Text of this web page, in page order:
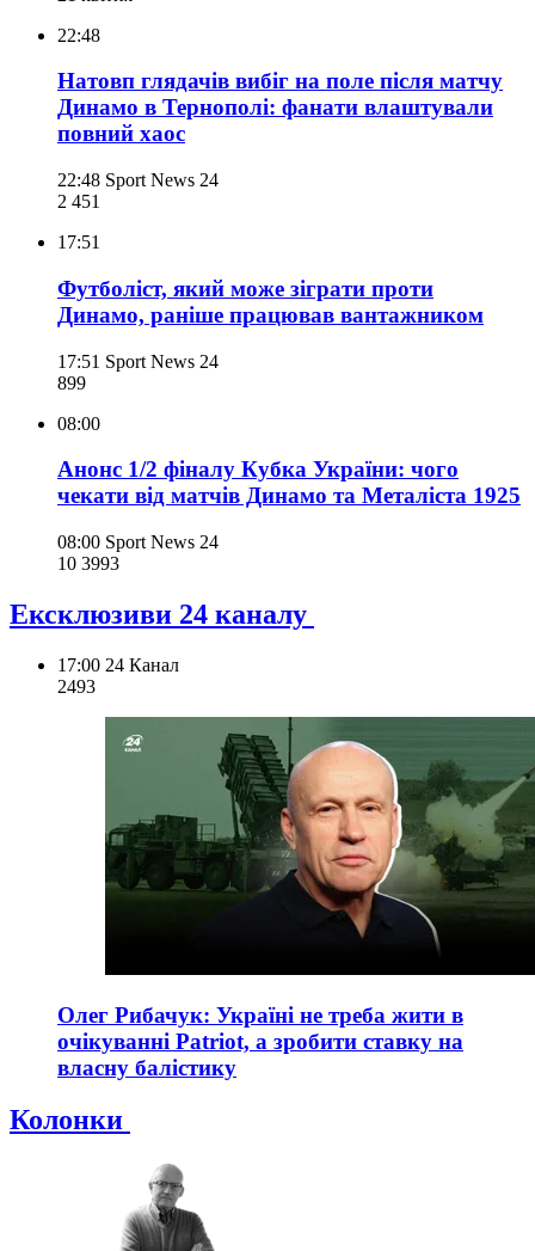
22:48
Натовп глядачів вибіг на поле після матчу
Динамо в Тернополі: фанати влаштували
повний хаос
22:48 Sport News 24
2 451
17:51
Футболіст, який може зіграти проти
Динамо, раніше працював вантажником
17:51 Sport News 24
899
08:00
Анонс 1/2 фіналу Кубка України: чого
чекати від матчів Динамо та Металіста 1925
08:00 Sport News 24
10 3993
Ексклюзиви 24 каналу
17:00 24 Канал
2493
Олег Рибачук: Україні не треба жити в
очікуванні Patriot, а зробити ставку на
власну балістику
Колонки